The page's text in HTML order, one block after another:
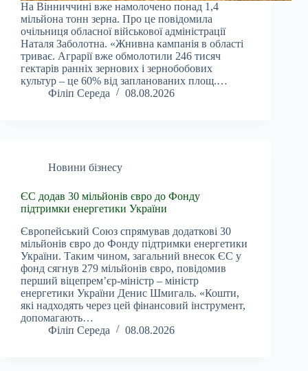
На Вінниччині вже намолочено понад 1,4
мільйона тонн зерна. Про це повідомила
очільниця обласної військової адміністрації
Наталя Заболотна. «Жнивна кампанія в області
триває. Аграрії вже обмолотили 246 тисяч
гектарів ранніх зернових і зернобобових
культур – це 60% від запланованих площ.…
Філіп Середа
08.08.2026
Новини бізнесу
ЄС додав 30 мільйонів євро до Фонду
підтримки енергетики України
Європейський Союз спрямував додаткові 30
мільйонів євро до Фонду підтримки енергетики
України. Таким чином, загальний внесок ЄС у
фонд сягнув 279 мільйонів євро, повідомив
перший віцепрем’єр-міністр – міністр
енергетики України Денис Шмигаль. «Кошти,
які надходять через цей фінансовий інструмент,
допомагають…
Філіп Середа
08.08.2026